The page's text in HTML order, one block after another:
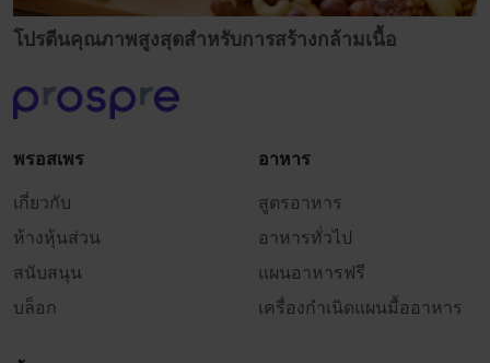
โปรตีนคุณภาพสูงสุดสำหรับการสร้างกล้ามเนื้อ
พรอสเพร
เกี่ยวกับ
ห้างหุ้นส่วน
สนับสนุน
บล็อก
อาหาร
สูตรอาหาร
อาหารทั่วไป
แผนอาหารฟรี
เครื่องกำเนิดแผนมื้ออาหาร